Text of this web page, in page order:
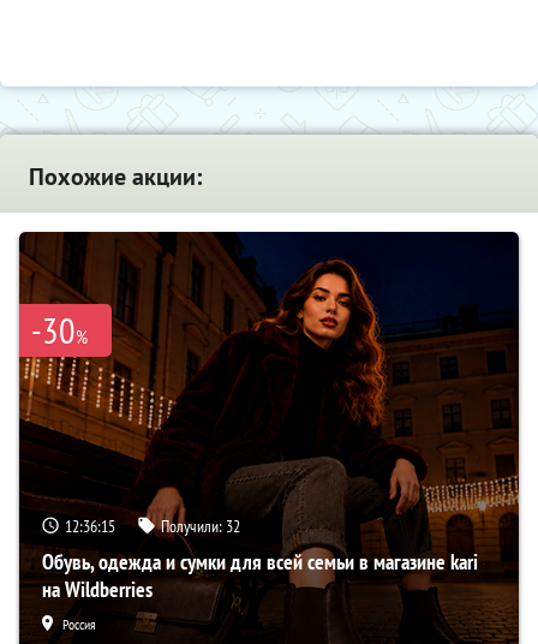
Похожие акции:
-30%
12:36:14 Получили: 32
Обувь, одежда и сумки для всей семьи в магазине kari
на Wildberries
Россия